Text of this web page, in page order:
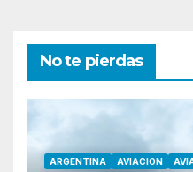
No te pierdas
ARGENTINA AVIACION